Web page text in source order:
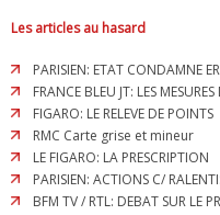
Les articles au hasard
PARISIEN: ETAT CONDAMNE
FRANCE BLEU JT: LES
FIGARO: LE RELEVE DE POINTS
RMC Carte grise et mineur
LE FIGARO: LA PRESCRIPTION
PARISIEN: ACTIONS C/
BFM TV / RTL: DEBAT SUR LE